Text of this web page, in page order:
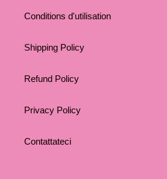
Conditions d'utilisation
Shipping Policy
Refund Policy
Privacy Policy
Contattateci